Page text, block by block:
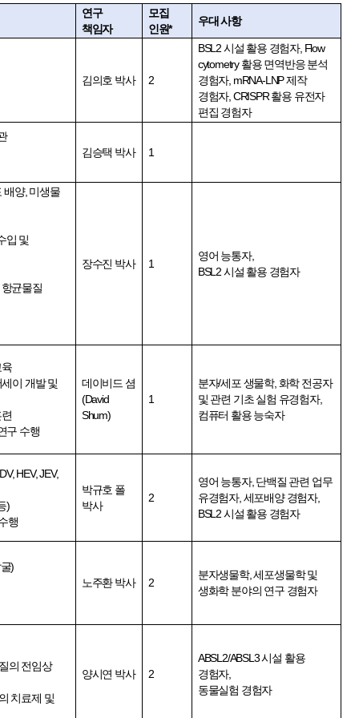
연구
책임자
모집
인원*
우대 사항
김의호 박사 2
BSL2 시설 활용 경험자, Flow
cytometry활용 면역반응 분석
경험자, mRNA-LNP제작
경험자, CRISPR 활용 유전자
편집 경험자
김승택 박사 1
배양, 미생물
입 및
균물질
장수진 박사 1
영어 능통자,
BSL2 시설 활용 경험자
이 개발 및
구 수행
데이비드 셤
(David
Shum)
1
분자/세포 생물학, 화학 전공자
및 관련 기초 실험 유경험자,
컴퓨터 활용 능숙자
HEV, JEV,
)
행
박규호 폴
박사
2
영어 능통자, 단백질 관련 업무
유경험자, 세포배양 경험자,
BSL2 시설 활용 경험자
)
노주환 박사 2
분자생물학, 세포생물학 및
생화학 분야의 연구 경험자
의 전임상
치료제 및
양시연 박사 2
ABSL2/ABSL3 시설 활용
경험자,
동물실험 경험자